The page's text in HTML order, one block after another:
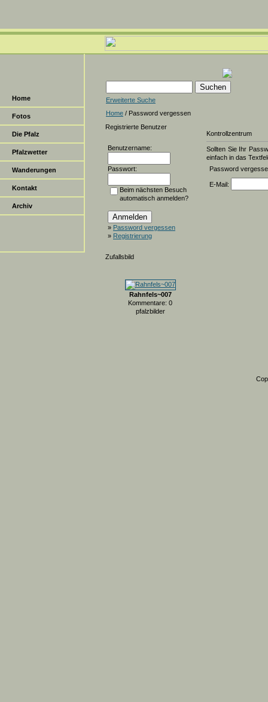
Home
Fotos
Die Pfalz
Pfalzwetter
Wanderungen
Kontakt
Archiv
Erweiterte Suche
Home / Password vergessen
Registrierte Benutzer
Benutzername:
Passwort:
Beim nächsten Besuch
automatisch anmelden?
» Password vergessen
» Registrierung
Zufallsbild
Rahnfels~007
Kommentare: 0
pfalzbilder
Kontrollzentrum
Sollten Sie Ihr
einfach in das
Password
E-Mail: